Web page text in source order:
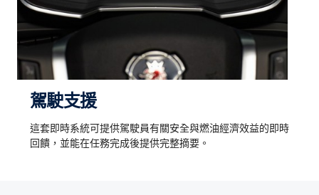
駕駛支援
這套即時系統可提供駕駛員有關安全與燃油經濟效益的即時
回饋，並能在任務完成後提供完整摘要。